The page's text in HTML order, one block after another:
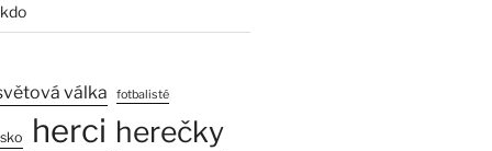
válka fotbalisté
herci herečky